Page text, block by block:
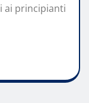
ai principianti